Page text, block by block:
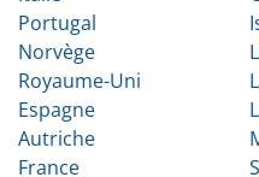
Portugal
Norvège
Royaume-Uni
Espagne
Autriche
France